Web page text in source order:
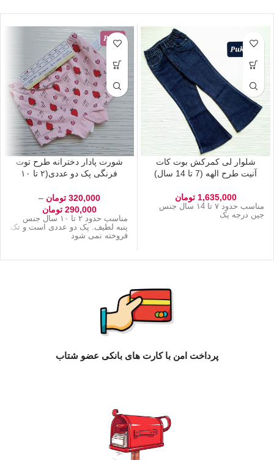
شلوار لی کمرکش بوت کات
آنیت طرح الهه (7 تا 14 سال)
1,635,000 تومان
مناسب حدود ۷ تا ۱4 سال جنس
جین درجه یک
شورت پادار دخترانه طرح توت
فرنگی پک دو عددی(۲ تا ۱۰
320,000 تومان –
290,000 تومان
مناسب حدود ۲ تا ۱۰ سال جنس
پنبه لطیف. پک دو عددی است و تک
فروخته نمی شود
پرداخت امن با کارت های بانکی عضو شتاب